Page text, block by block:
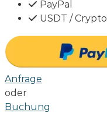
PayPal
USDT / Crypto
Anfrage
oder
Buchung